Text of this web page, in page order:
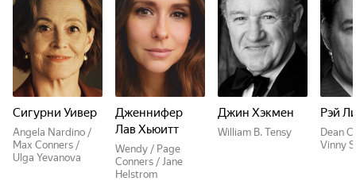
Сигурни Уивер
Angela Nardino /
Max Conners /
Ulga Yevanova
Дженнифер
Лав Хьюитт
Wendy / Page
Conners / Jane
Helstrom
Джин Хэкмен
William B. Tensy
Рэй
Dean
Vinny